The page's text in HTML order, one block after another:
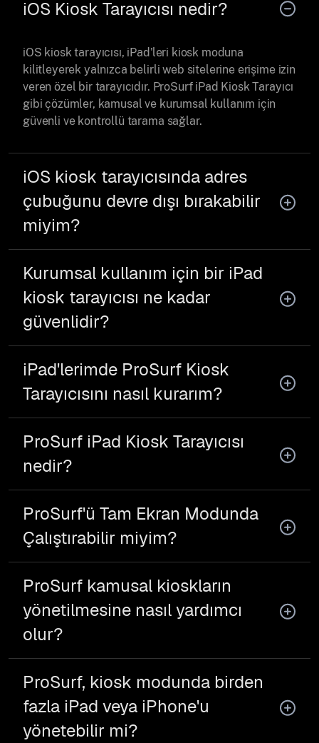
iOS Kiosk Tarayıcısı nedir?
iOS kiosk tarayıcısı, iPad'leri kiosk moduna
kilitleyerek yalnızca belirli web sitelerine erişime izin
veren özel bir tarayıcıdır. ProSurf iPad Kiosk Tarayıcı
gibi çözümler, kamusal ve kurumsal kullanım için
güvenli ve kontrollü tarama sağlar.
iOS kiosk tarayıcısında adres
çubuğunu devre dışı bırakabilir
miyim?
Kurumsal kullanım için bir iPad
kiosk tarayıcısı ne kadar
güvenlidir?
iPad'lerimde ProSurf Kiosk
Tarayıcısını nasıl kurarım?
ProSurf iPad Kiosk Tarayıcısı
nedir?
ProSurf'ü Tam Ekran Modunda
Çalıştırabilir miyim?
ProSurf kamusal kioskların
yönetilmesine nasıl yardımcı
olur?
ProSurf, kiosk modunda birden
fazla iPad veya iPhone'u
yönetebilir mi?